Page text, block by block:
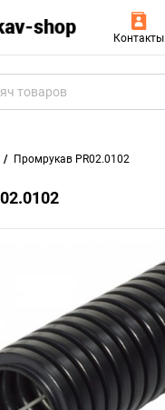
Контакты
Промрукав PR02.0102